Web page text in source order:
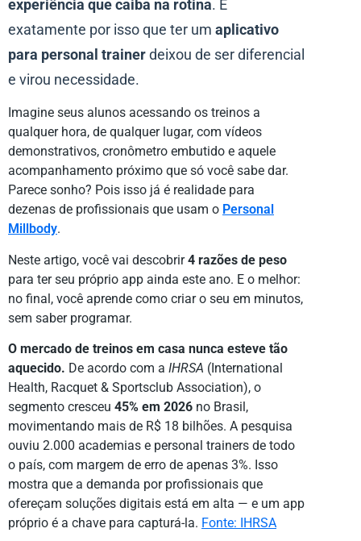
experiência que caiba na rotina. É
exatamente por isso que ter um aplicativo
para personal trainerdeixou de ser diferencial
e virou necessidade.
Imagine seus alunos acessando os treinos a
qualquer hora, de qualquer lugar, com vídeos
demonstrativos, cronômetro embutido e aquele
acompanhamento próximo que só você sabe dar.
Parece sonho? Pois isso já é realidade para
dezenas de profissionais que usam o Personal
Millbody.
Neste artigo, você vai descobrir4 razões de peso
para ter seu próprio app ainda este ano. E o melhor:
no final, você aprende como criar o seu em minutos,
sem saber programar.
O mercado de treinos em casa nunca esteve tão
aquecido. De acordo com a IHRSA (International
Health, Racquet & Sportsclub Association), o
segmento cresceu 45% em 2026 no Brasil,
movimentando mais de R$ 18 bilhões. A pesquisa
ouviu 2.000 academias e personal trainers de todo
o país, com margem de erro de apenas 3%. Isso
mostra que a demanda por profissionais que
ofereçam soluções digitais está em alta — e um app
próprio é a chave para capturá-la. Fonte: IHRSA